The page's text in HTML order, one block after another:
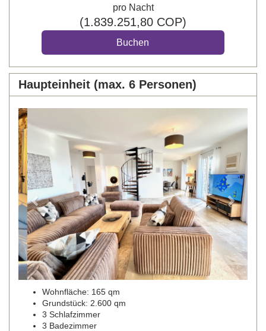
pro Nacht
(1.839.251,80 COP)
Haupteinheit (max. 6 Personen)
Next
Wohnfläche: 165 qm
Grundstück: 2.600 qm
3 Schlafzimmer
3 Badezimmer